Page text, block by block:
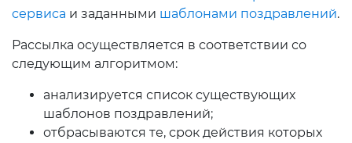
сервиса и заданными шаблонами поздравлений.
Рассылка осуществляется в соответствии со
следующим алгоритмом:
анализируется список существующих
шаблонов поздравлений;
отбрасываются те, срок действия которых